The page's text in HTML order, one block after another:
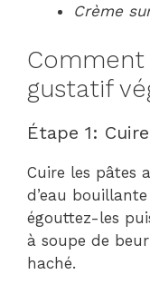
Crème
Comment
gustatif
Étape 1:
Cuire les pâtes
d’eau
égouttez-les
à soupe de
haché.